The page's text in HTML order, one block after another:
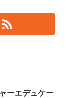
ーエデュケー